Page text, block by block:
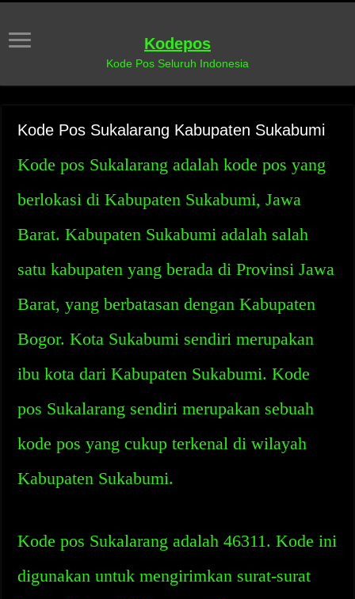
Kodepos
Kode Pos Seluruh Indonesia
Kode Pos Sukalarang Kabupaten Sukabumi
Kode pos Sukalarang adalah kode pos yang
berlokasi di Kabupaten Sukabumi, Jawa
Barat. Kabupaten Sukabumi adalah salah
satu kabupaten yang berada di Provinsi Jawa
Barat, yang berbatasan dengan Kabupaten
Bogor. Kota Sukabumi sendiri merupakan
ibu kota dari Kabupaten Sukabumi. Kode
pos Sukalarang sendiri merupakan sebuah
kode pos yang cukup terkenal di wilayah
Kabupaten Sukabumi.
Kode pos Sukalarang adalah 46311. Kode ini
digunakan untuk mengirimkan surat-surat